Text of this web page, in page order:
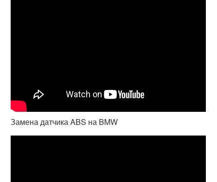
Замена датчика ABS на BMW